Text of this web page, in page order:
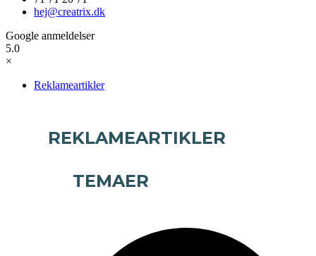
hej@creatrix.dk
Google anmeldelser
5.0
×
Reklameartikler
REKLAMEARTIKLER
TEMAER